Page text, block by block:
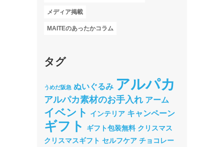
メディア掲載
MAITEのあったかコラム
タグ
うめだ阪急 ぬいぐるみ アルパカ
アルパカ素材のお手入れ アーム
イベント インテリア キャンペーン
ギフト ギフト包装無料 クリスマス
クリスマスギフト セルフケア チョコレー